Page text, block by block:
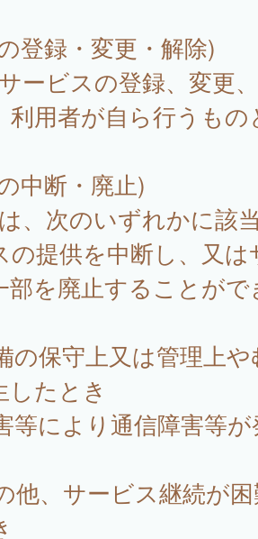
登録・変更・解除)
ービスの登録、変更
用者が自ら行うもの
中断・廃止)
次のいずれかに該当
の提供を中断し、又は
部を廃止することがで
保守上又は管理上や
したとき
により通信障害等が
、サービス継続が困